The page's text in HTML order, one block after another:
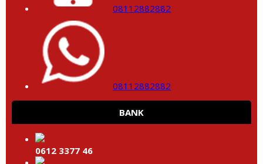
08112882882
08112882882
BANK
0612 3377 46